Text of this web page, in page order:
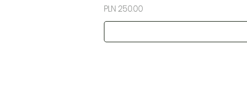
Price
PLN 250.00